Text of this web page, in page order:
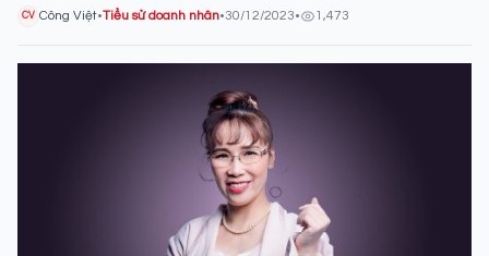
CV Công Việt•Tiểu sử doanh nhân•30/12/2023• 1,473